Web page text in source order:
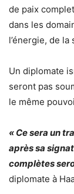
de paix
dans les
l’énergie, de
Un diplomate
seront pas
le même
« Ce sera un
après sa
complètes
diplomate à